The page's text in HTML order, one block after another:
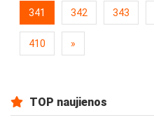
341 342 343
410 »
TOP naujienos